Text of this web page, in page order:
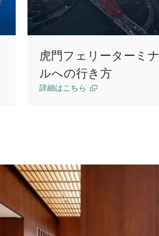
虎門フェリーターミナ
ルへの行き方
詳細はこちら